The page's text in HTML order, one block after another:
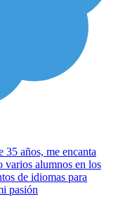
35 años, me encanta
varios alumnos en los
de idiomas para
pasión